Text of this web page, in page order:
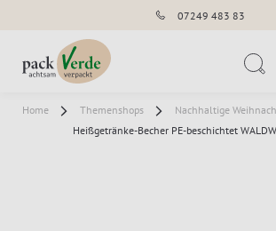
07249 483 83
Home Themenshops
Nachhaltige
Heißgetränke-Becher PE-beschichtet